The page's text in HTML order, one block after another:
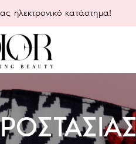
ηλεκτρονικό κατάστημα!